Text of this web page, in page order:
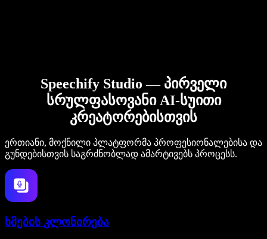
Speechify Studio — პირველი
სრულფასოვანი AI-სუითი
კრეატორებისთვის
ერთიანი, მოქნილი პლატფორმა პროფესიონალებისა და
გუნდებისთვის საგრძნობლად ამარტივებს პროცესს.
ხმების კლონირება